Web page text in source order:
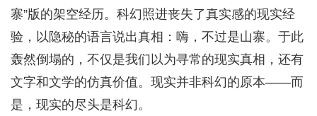
寨”版的架空经历。科幻照进丧失了真实感的现实经
验，以隐秘的语言说出真相：嗨，不过是山寨。于此
轰然倒塌的，不仅是我们以为寻常的现实真相，还有
文字和文学的仿真价值。现实并非科幻的原本——而
是，现实的尽头是科幻。